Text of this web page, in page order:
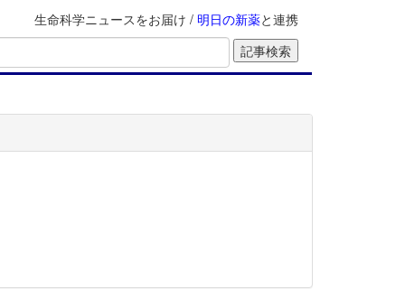
生命科学ニュースをお届け / 明日の新薬と連携